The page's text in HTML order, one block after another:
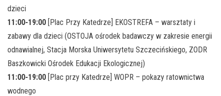
dzieci
11:00-19:00 [Plac Przy Katedrze] EKOSTREFA – warsztaty i
zabawy dla dzieci (OSTOJA ośrodek badawczy w zakresie energii
odnawialnej, Stacja Morska Uniwersytetu Szczecińskiego, ZODR
Baszkowicki Ośrodek Edukacji Ekologicznej)
11:00-19:00 [Plac przy Katedrze] WOPR – pokazy ratownictwa
wodnego